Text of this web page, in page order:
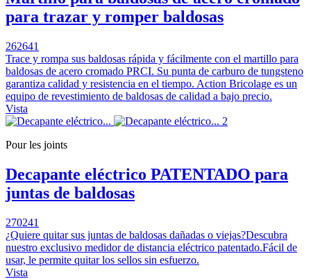
para trazar y romper baldosas
262641
Trace y rompa sus baldosas rápida y fácilmente con el martillo para
baldosas de acero cromado PRCI. Su punta de carburo de tungsteno
garantiza calidad y resistencia en el tiempo. Action Bricolage es un
equipo de revestimiento de baldosas de calidad a bajo precio.
Vista
Pour les joints
Decapante eléctrico PATENTADO para
juntas de baldosas
270241
¿Quiere quitar sus juntas de baldosas dañadas o viejas?Descubra
nuestro exclusivo medidor de distancia eléctrico patentado.Fácil de
usar, le permite quitar los sellos sin esfuerzo.
Vista